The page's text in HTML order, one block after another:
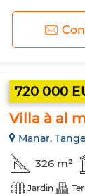
720 000
Villa à al
Manar,
326 m²
Jardin